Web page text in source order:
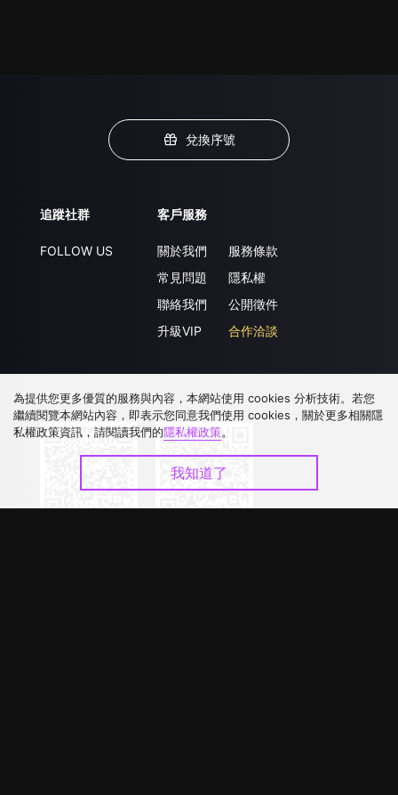
兌換序號
追蹤社群
FOLLOW US
客戶服務
關於我們
常見問題
聯絡我們
升級VIP
服務條款
隱私權
公開徵件
合作洽談
下載 APP
為提供您更多優質的服務與內容，本網站使用 cookies 分析技術。若您
繼續閱覽本網站內容，即表示您同意我們使用 cookies，關於更多相關隱
私權政策資訊，請閱讀我們的隱私權政策。
我知道了